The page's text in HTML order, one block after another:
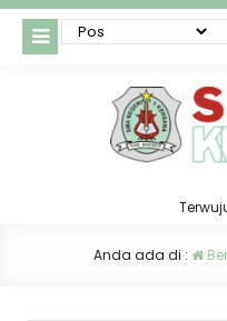
Anda ada di :